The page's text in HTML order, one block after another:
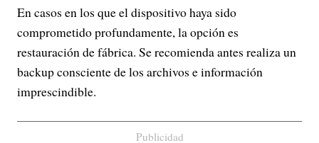
En casos en los que el dispositivo haya sido
comprometido profundamente, la opción es
restauración de fábrica. Se recomienda antes realiza un
backup consciente de los archivos e información
imprescindible.
Publicidad